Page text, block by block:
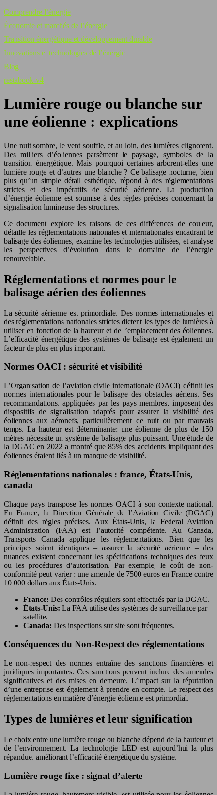
Comprendre l’énergie
Économie et marchés de l’énergie
Transition énergétique et développement durable
Innovations et technologies de l’énergie
Blog
restabook-v4
Lumière rouge ou blanche sur
une éolienne : explications
Une nuit sombre, le vent souffle, et au loin, des lumières clignotent.
Des milliers d’éoliennes parsèment le paysage, symboles de la
transition énergétique. Mais pourquoi certaines arborent-elles une
lumière rouge et d’autres une blanche ? Ce balisage nocturne, bien
plus qu’un simple détail esthétique, répond à des réglementations
strictes et des impératifs de sécurité aérienne. La production
d’énergie éolienne est soumise à des règles précises concernant la
signalisation lumineuse des structures.
Ce document explore les raisons de ces différences de couleur,
détaille les réglementations nationales et internationales encadrant le
balisage des éoliennes, examine les technologies utilisées, et analyse
les perspectives d’évolution dans le domaine de l’énergie
renouvelable.
Réglementations et normes pour le
balisage aérien des éoliennes
La sécurité aérienne est primordiale. Des normes internationales et
des réglementations nationales strictes dictent les types de lumières à
utiliser en fonction de la hauteur et de l’emplacement des éoliennes.
L’efficacité énergétique des systèmes de balisage est également un
facteur de plus en plus important.
Normes OACI : sécurité et visibilité
L’Organisation de l’aviation civile internationale (OACI) définit les
normes internationales pour le balisage des obstacles aériens. Ses
recommandations, appliquées par les pays membres, imposent des
dispositifs de signalisation adaptés pour assurer la visibilité des
éoliennes aux aéronefs, particulièrement de nuit ou par mauvais
temps. La hauteur est déterminante: une éolienne de plus de 150
mètres nécessite un système de balisage plus puissant. Une étude de
la DGAC en 2022 a montré que 85% des accidents impliquant des
éoliennes étaient liés à un manque de visibilité.
Réglementations nationales : france, États-Unis,
canada
Chaque pays transpose les normes OACI à son contexte national.
En France, la Direction Générale de l’Aviation Civile (DGAC)
définit des règles précises. Aux États-Unis, la Federal Aviation
Administration (FAA) est l’autorité compétente. Au Canada,
Transports Canada applique les réglementations. Bien que les
principes soient identiques – assurer la sécurité aérienne – des
nuances existent concernant les spécifications techniques des feux
ou les procédures d’autorisation. Par exemple, le coût de non-
conformité peut varier : une amende de 7500 euros en France contre
10 000 dollars aux États-Unis.
France: Des contrôles réguliers sont effectués par la DGAC.
États-Unis: La FAA utilise des systèmes de surveillance par
satellite.
Canada: Des inspections sur site sont fréquentes.
Conséquences du Non-Respect des réglementations
Le non-respect des normes entraîne des sanctions financières et
juridiques importantes. Ces sanctions peuvent inclure des amendes
significatives et des mises en demeure. L’impact sur la réputation
d’une entreprise est également à prendre en compte. Le respect des
réglementations en matière d’énergie éolienne est primordial.
Types de lumières et leur signification
Le choix entre une lumière rouge ou blanche dépend de la hauteur et
de l’environnement. La technologie LED est aujourd’hui la plus
répandue, améliorant l’efficacité énergétique du système.
Lumière rouge fixe : signal d’alerte